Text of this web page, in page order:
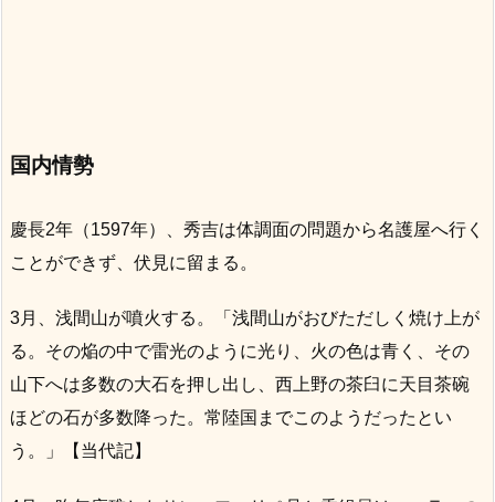
国内情勢
慶長2年（1597年）、秀吉は体調面の問題から名護屋へ行く
ことができず、伏見に留まる。
3月、浅間山が噴火する。「浅間山がおびただしく焼け上が
る。その焔の中で雷光のように光り、火の色は青く、その
山下へは多数の大石を押し出し、西上野の茶臼に天目茶碗
ほどの石が多数降った。常陸国までこのようだったとい
う。」【当代記】